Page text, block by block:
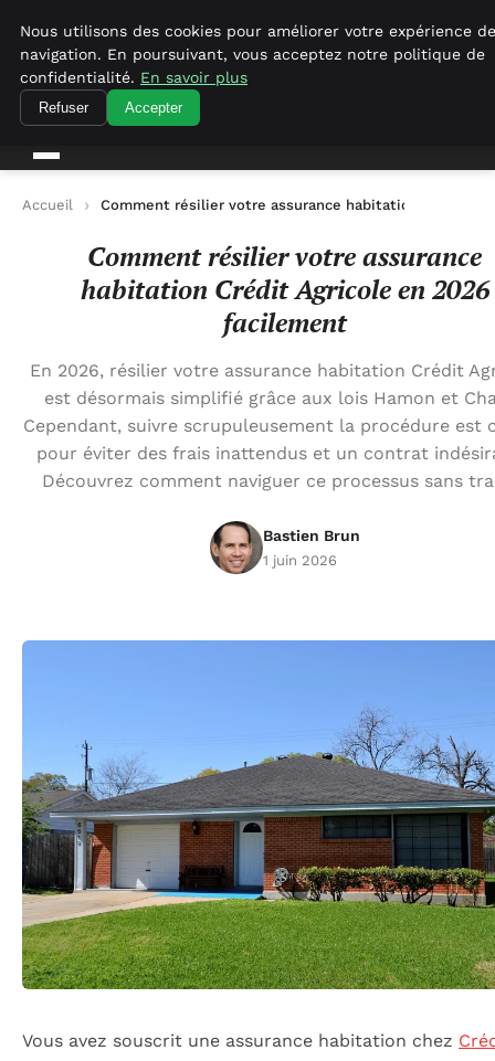
empirenewswire
Accueil Comment résilier votre assurance habitation Crédit
Comment résilier votre assurance
habitation Crédit Agricole en 2026
facilement
En 2026, résilier votre assurance habitation Crédit
est désormais simplifié grâce aux lois Hamon et
Cependant, suivre scrupuleusement la procédure est
pour éviter des frais inattendus et un contrat
Découvrez comment naviguer ce processus sans
Bastien Brun
1 juin 2026
Vous avez souscrit une assurance habitation chez
Nous utilisons des cookies pour améliorer votre expérience de
navigation. En poursuivant, vous acceptez notre politique de
confidentialité. En savoir plus
Refuser Accepter